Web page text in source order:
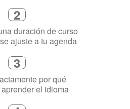
duración de curso
ajuste a tu agenda
3
por qué
aprender el idioma